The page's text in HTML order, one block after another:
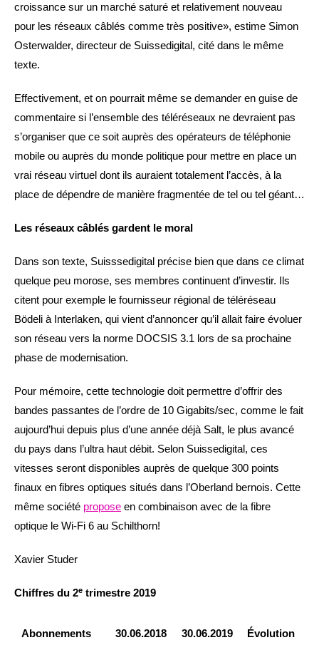
croissance sur un marché saturé et relativement nouveau
pour les réseaux câblés comme très positive», estime Simon
Osterwalder, directeur de Suissedigital, cité dans le même
texte.
Effectivement, et on pourrait même se demander en guise de
commentaire si l’ensemble des téléréseaux ne devraient pas
s’organiser que ce soit auprès des opérateurs de téléphonie
mobile ou auprès du monde politique pour mettre en place un
vrai réseau virtuel dont ils auraient totalement l’accès, à la
place de dépendre de manière fragmentée de tel ou tel géant…
Les réseaux câblés gardent le moral
Dans son texte, Suisssedigital précise bien que dans ce climat
quelque peu morose, ses membres continuent d’investir. Ils
citent pour exemple le fournisseur régional de téléréseau
Bödeli à Interlaken, qui vient d’annoncer qu’il allait faire évoluer
son réseau vers la norme DOCSIS 3.1 lors de sa prochaine
phase de modernisation.
Pour mémoire, cette technologie doit permettre d’offrir des
bandes passantes de l’ordre de 10 Gigabits/sec, comme le fait
aujourd’hui depuis plus d’une année déjà Salt, le plus avancé
du pays dans l’ultra haut débit. Selon Suissedigital, ces
vitesses seront disponibles auprès de quelque 300 points
finaux en fibres optiques situés dans l’Oberland bernois. Cette
même société propose en combinaison avec de la fibre
optique le Wi-Fi 6 au Schilthorn!
Xavier Studer
Chiffres du 2e trimestre 2019
Abonnements 30.06.2018 30.06.2019 Évolution